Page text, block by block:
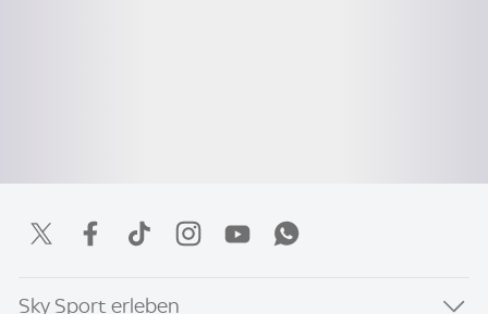
Sky Sport erleben